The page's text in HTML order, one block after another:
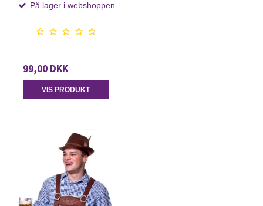
På lager i webshoppen
99,00 DKK
VIS PRODUKT